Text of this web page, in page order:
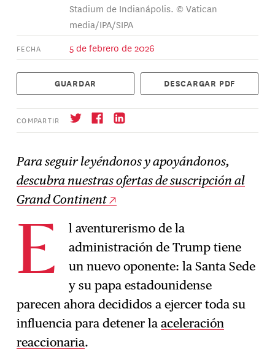
Stadium de Indianápolis. © Vatican
media/IPA/SIPA
FECHA 5 de febrero de 2026
GUARDAR DESCARGAR PDF
COMPARTIR
→ Suscríbase
Para seguir leyéndonos y apoyándonos,
descubra nuestras ofertas de suscripción al
Grand Continent
E
l aventurerismo de la
administración de Trump tiene
un nuevo oponente: la Santa Sede
y su papa estadounidense
parecen ahora decididos a ejercer toda su
influencia para detener laaceleración
reaccionaria.